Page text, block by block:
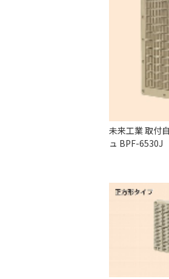
未来工業 取付
ュ BPF-6530J